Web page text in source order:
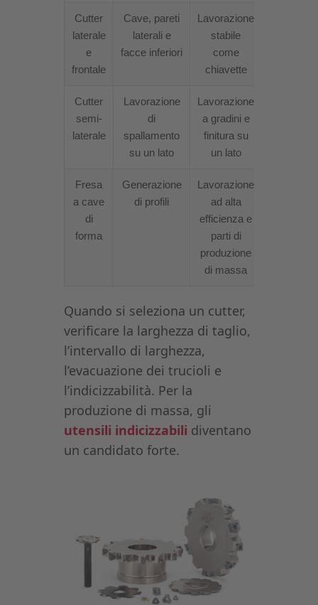
Cutter
laterale
e
frontale
Cave, pareti
laterali e
facce inferiori
Lavorazione
stabile
come
chiavette
Cutter
semi-
laterale
Lavorazione
di
spallamento
su un lato
Lavorazione
a gradini e
finitura su
un lato
Fresa
a cave
di
forma
Generazione
di profili
Lavorazione
ad alta
efficienza e
parti di
produzione
di massa
Quando si seleziona un cutter,
verificare la larghezza di taglio,
l’intervallo di larghezza,
l’evacuazione dei trucioli e
l’indicizzabilità. Per la
produzione di massa, gli
utensili indicizzabili diventano
un candidato forte.